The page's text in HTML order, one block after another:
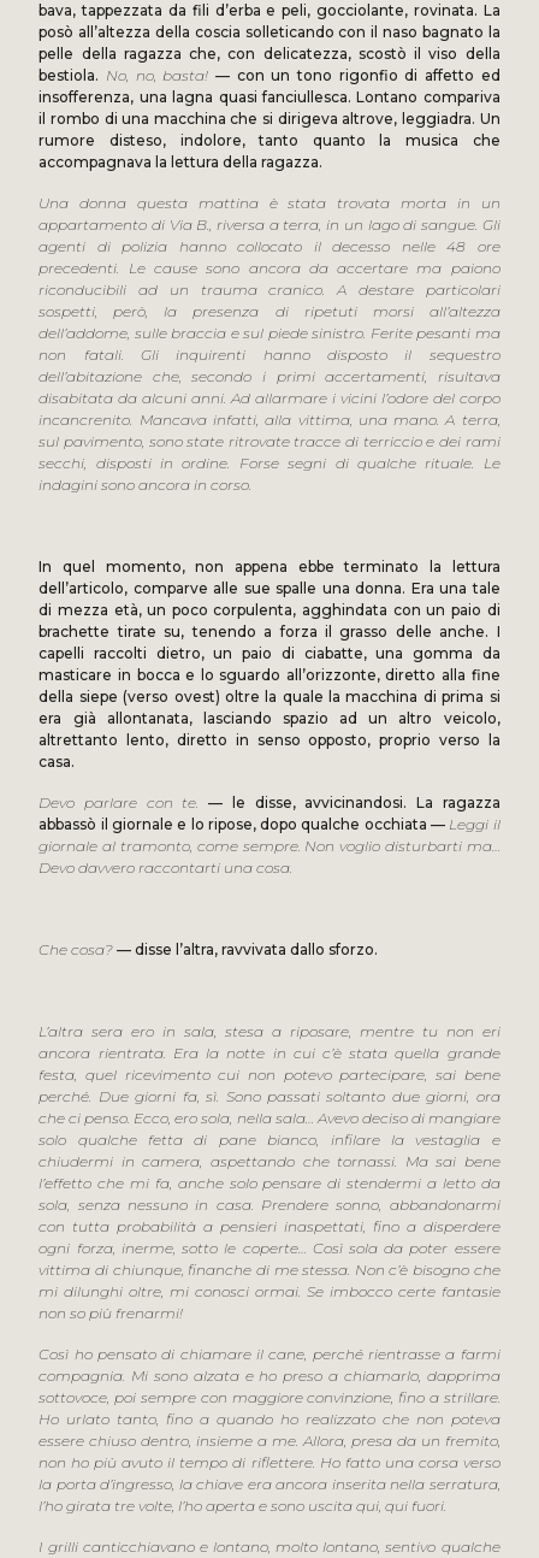
bava, tappezzata da fili d’erba e peli, gocciolante, rovinata. La
posò all’altezza della coscia solleticando con il naso bagnato la
pelle della ragazza che, con delicatezza, scostò il viso della
bestiola. No, no, basta! — con un tono rigonfio di affetto ed
insofferenza, una lagna quasi fanciullesca. Lontano compariva
il rombo di una macchina che si dirigeva altrove, leggiadra. Un
rumore disteso, indolore, tanto quanto la musica che
accompagnava la lettura della ragazza.
Una donna questa mattina è stata trovata morta in un
appartamento di Via B., riversa a terra, in un lago di sangue. Gli
agenti di polizia hanno collocato il decesso nelle 48 ore
precedenti. Le cause sono ancora da accertare ma paiono
riconducibili ad un trauma cranico. A destare particolari
sospetti, però, la presenza di ripetuti morsi all’altezza
dell’addome, sulle braccia e sul piede sinistro. Ferite pesanti ma
non fatali. Gli inquirenti hanno disposto il sequestro
dell’abitazione che, secondo i primi accertamenti, risultava
disabitata da alcuni anni. Ad allarmare i vicini l’odore del corpo
incancrenito. Mancava infatti, alla vittima, una mano. A terra,
sul pavimento, sono state ritrovate tracce di terriccio e dei rami
secchi, disposti in ordine. Forse segni di qualche rituale. Le
indagini sono ancora in corso.
In quel momento, non appena ebbe terminato la lettura
dell’articolo, comparve alle sue spalle una donna. Era una tale
di mezza età, un poco corpulenta, agghindata con un paio di
brachette tirate su, tenendo a forza il grasso delle anche. I
capelli raccolti dietro, un paio di ciabatte, una gomma da
masticare in bocca e lo sguardo all’orizzonte, diretto alla fine
della siepe (verso ovest) oltre la quale la macchina di prima si
era già allontanata, lasciando spazio ad un altro veicolo,
altrettanto lento, diretto in senso opposto, proprio verso la
casa.
Devo parlare con te.— le disse, avvicinandosi. La ragazza
abbassò il giornale e lo ripose, dopo qualche occhiata — Leggi il
giornale al tramonto, come sempre. Non voglio disturbarti ma…
Devo davvero raccontarti una cosa.
Che cosa?— disse l’altra, ravvivata dallo sforzo.
L’altra sera ero in sala, stesa a riposare, mentre tu non eri
ancora rientrata. Era la notte in cui c’è stata quella grande
festa, quel ricevimento cui non potevo partecipare, sai bene
perché. Due giorni fa, sì. Sono passati soltanto due giorni, ora
che ci penso. Ecco, ero sola, nella sala… Avevo deciso di mangiare
solo qualche fetta di pane bianco, infilare la vestaglia e
chiudermi in camera, aspettando che tornassi. Ma sai bene
l’effetto che mi fa, anche solo pensare di stendermi a letto da
sola, senza nessuno in casa. Prendere sonno, abbandonarmi
con tutta probabilità a pensieri inaspettati, fino a disperdere
ogni forza, inerme, sotto le coperte… Così sola da poter essere
vittima di chiunque, finanche di me stessa. Non c’è bisogno che
mi dilunghi oltre, mi conosci ormai. Se imbocco certe fantasie
non so più frenarmi!
Così ho pensato di chiamare il cane, perché rientrasse a farmi
compagnia. Mi sono alzata e ho preso a chiamarlo, dapprima
sottovoce, poi sempre con maggiore convinzione, fino a strillare.
Ho urlato tanto, fino a quando ho realizzato che non poteva
essere chiuso dentro, insieme a me. Allora, presa da un fremito,
non ho più avuto il tempo di riflettere. Ho fatto una corsa verso
la porta d’ingresso, la chiave era ancora inserita nella serratura,
l’ho girata tre volte, l’ho aperta e sono uscita qui, qui fuori.
I grilli canticchiavano e lontano, molto lontano, sentivo qualche